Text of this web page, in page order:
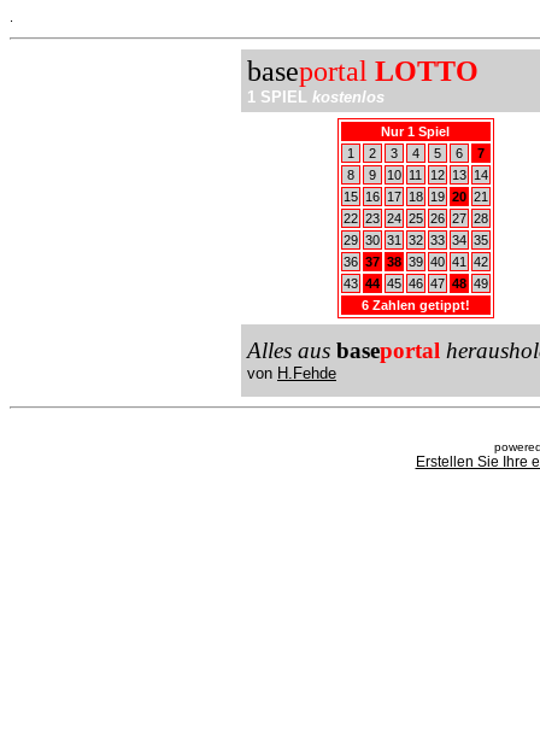
baseportal LOTTO
1 SPIEL kostenlos
Nur 1 Spiel
1
2 3 4 5 6
7
8
9 10 11 12 13
14
15
16 17 18 19 20 21
22 23 24 25 26 27 28
29 30 31 32 33 34 35
36 37 38 39 40 41
42
43 44 45 46 47 48 49
6 Zahlen getippt!
Alles aus baseportal
von H.Fehde
Erstellen Sie Ihre